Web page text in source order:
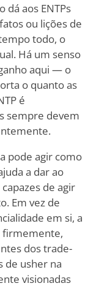
dá aos ENTPs
ou lições de
todo, o
Há um senso
aqui — o
o quanto as
é
sempre devem
pode agir como
a dar ao
de agir
Em vez de
em si, a
firmemente,
dos trade-
de usher na
visionadas